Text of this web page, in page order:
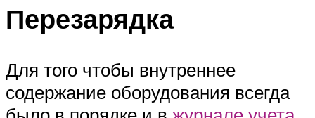
Перезарядка
Для того чтобы внутреннее
содержание оборудования всегда